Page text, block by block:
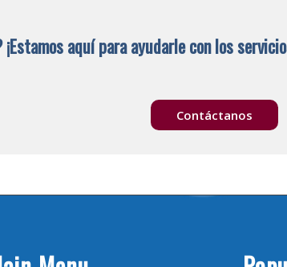
aquí para ayudarle con los
Contáctanos